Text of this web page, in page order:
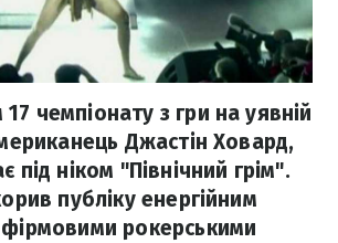
чемпіонату з гри на уявній
Джастін Ховард,
під ніком "Північний грім".
публіку енергійним
рокерськими